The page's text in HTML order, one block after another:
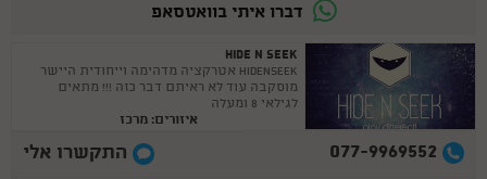
דברו איתי בוואטסאפ
HIDE N SEEK
HIDENSEEK אטרקציה מדהימה וייחודית היישר
מוסקבה עוד לא ראיתם דבר כזה !!! מתאים
לגילאי 8 ומעלה
איזורים: מרכז
077-9969552 התקשרו אלי